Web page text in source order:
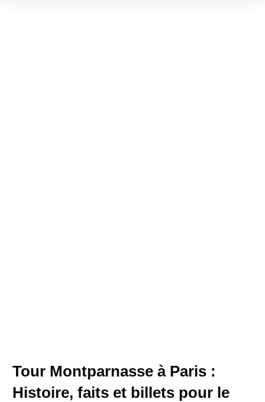
Tour Montparnasse à Paris :
Histoire, faits et billets pour le